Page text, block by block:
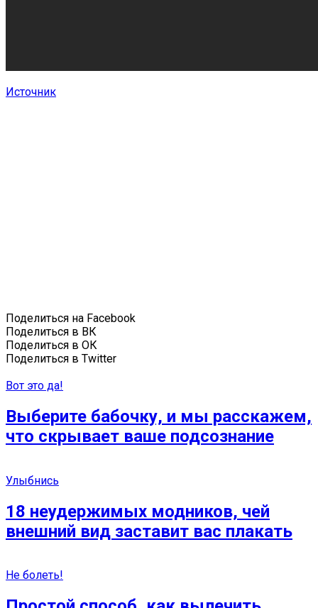
Источник
Поделиться на Facebook
Поделиться в ВК
Поделиться в ОК
Поделиться в Twitter
Вот это да!
Выберите бабочку, и мы расскажем,
что скрывает ваше подсознание
Улыбнись
18 неудержимых модников, чей
внешний вид заставит вас плакать
Не болеть!